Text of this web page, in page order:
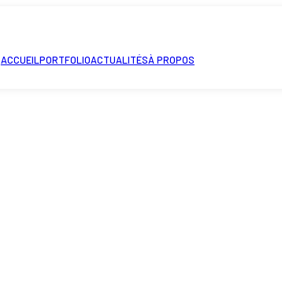
ACCUEILPORTFOLIOACTUALITÉSÀ PROPOS